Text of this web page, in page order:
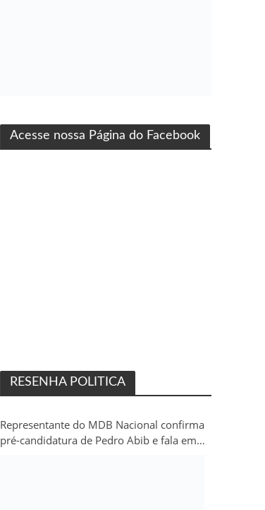
Acesse nossa Página do Facebook
RESENHA POLITICA
Representante do MDB Nacional confirma
pré-candidatura de Pedro Abib e fala em